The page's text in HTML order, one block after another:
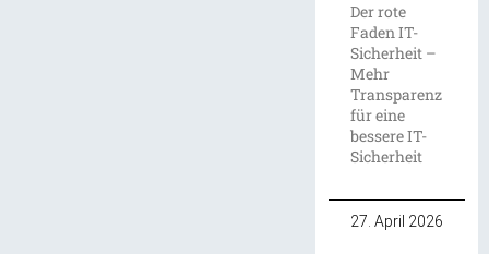
Der rote
Faden IT-
Sicherheit –
Mehr
Transparenz
für eine
bessere IT-
Sicherheit
27. April 2026